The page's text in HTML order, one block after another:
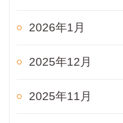
2026年1月
2025年12月
2025年11月